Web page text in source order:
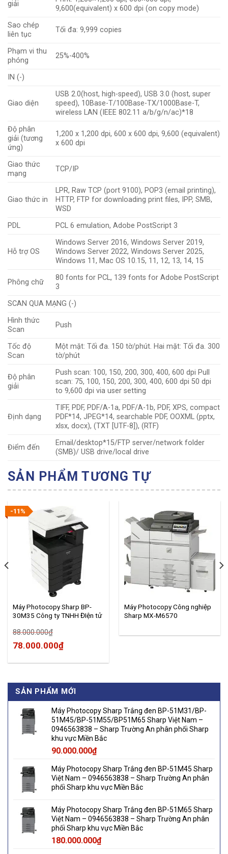
SẢN PHẨM MỚI
Máy Photocopy Sharp Trắng đen BP-51M31/BP-
51M45/BP-51M55/BP51M65 Sharp Việt Nam –
0946563838 – Sharp Trường An phân phối Sharp
khu vực Miền Bắc
90.000.000₫
Máy Photocopy Sharp Trắng đen BP-51M45 Sharp
Việt Nam – 0946563838 – Sharp Trường An phân
phối Sharp khu vực Miền Bắc
Máy Photocopy Sharp Trắng đen BP-51M65 Sharp
Việt Nam – 0946563838 – Sharp Trường An phân
phối Sharp khu vực Miền Bắc
180.000.000₫
giải
9,600(equivalent) x 600 dpi (on copy mode)
Sao chép
liên tục
Tối đa: 9,999 copies
Phạm vi thu
phóng
25%-400%
IN (-)
Giao diện
USB 2.0(host, high-speed), USB 3.0 (host, super
speed), 10Base-T/100Base-TX/1000Base-T,
wireless LAN (IEEE 802.11 a/b/g/n/ac)*18
Độ phân
giải (tương
ứng)
1,200 x 1,200 dpi, 600 x 600 dpi, 9,600 (equivalent)
x 600 dpi
Giao thức
mạng
TCP/IP
Giao thức in
LPR, Raw TCP (port 9100), POP3 (email printing),
HTTP, FTP for downloading print files, IPP, SMB,
WSD
PDL
PCL 6 emulation, Adobe PostScript 3
Hỗ trợ OS
Windows Server 2016, Windows Server 2019,
Windows Server 2022, Windows Server 2025,
Windows 11, Mac OS 10.15, 11, 12, 13, 14, 15
Phông chữ
80 fonts for PCL, 139 fonts for Adobe PostScript
3
SCAN QUA MẠNG (-)
Hình thức
Scan
Push
Tốc độ
Scan
Một mặt: Tối đa. 150 tờ/phút. Hai mặt: Tối đa. 300
tờ/phút
Độ phân
giải
Push scan: 100, 150, 200, 300, 400, 600 dpi Pull
scan: 75, 100, 150, 200, 300, 400, 600 dpi 50 dpi
to 9,600 dpi via user setting
Định dạng
TIFF, PDF, PDF/A-1a, PDF/A-1b, PDF, XPS, compact
PDF*14, JPEG*14, searchable PDF, OOXML (pptx,
xlsx, docx), (TXT [UTF-8]), (RTF)
Điểm đến
Email/desktop*15/FTP server/network folder
(SMB)/ USB drive/local drive
SẢN PHẨM TƯƠNG TỰ
-11%
Máy Photocopy Sharp BP-
30M35 Công ty TNHH ĐIện tử
88.000.000₫
78.000.000₫
Máy Photocopy Công nghiệp
Sharp MX-M6570